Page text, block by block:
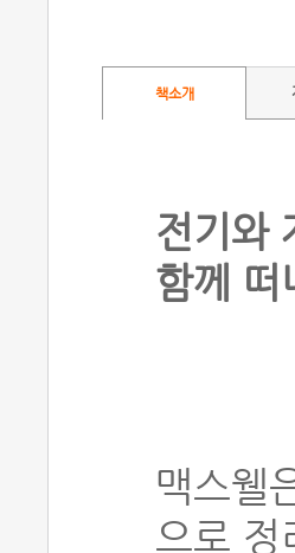
책소개
전기와
함께 떠
맥스웰
으로 정